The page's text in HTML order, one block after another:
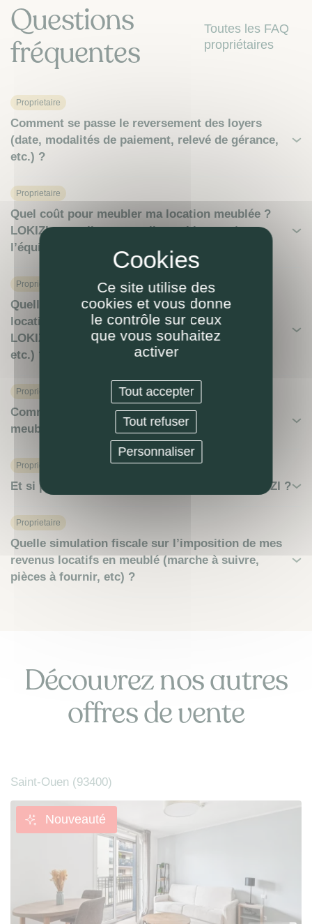
Questions
fréquentes
Toutes les FAQ
propriétaires
Proprietaire
Comment se passe le reversement des loyers
(date, modalités de paiement, relevé de gérance,
etc.) ?
Proprietaire
Quel coût pour meubler ma location meublée ?
LOKIZI peut-elle assurer l’ameublement /
l’équipement mobilier à ma place ?
Proprietaire
Quelles obligations du propriétaire-bailleur en
location meublée ? (selon le mandat de gestion
LOKIZI : durée, résiliation, préavis, exclusivité,
etc.) ?
Proprietaire
Comment revendre ou investir en location
meublée (LMNP ou autre) ?
Proprietaire
Et si pas besoin de mise en location avec LOKIZI ?
Proprietaire
Quelle simulation fiscale sur l’imposition de mes
revenus locatifs en meublé (marche à suivre,
pièces à fournir, etc) ?
Découvrez nos autres
offres de vente
Saint-Ouen (93400)
Nouveauté
Ce site utilise des
cookies et vous donne
le contrôle sur ceux
que vous souhaitez
activer
Tout accepter
Tout refuser
Personnaliser